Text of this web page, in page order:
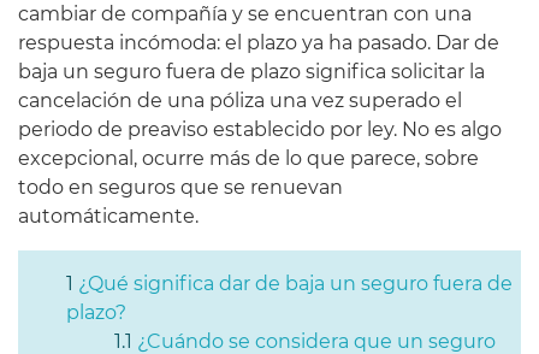
cambiar de compañía y se encuentran con una
respuesta incómoda: el plazo ya ha pasado. Dar de
baja un seguro fuera de plazo significa solicitar la
cancelación de una póliza una vez superado el
periodo de preaviso establecido por ley. No es algo
excepcional, ocurre más de lo que parece, sobre
todo en seguros que se renuevan
automáticamente.
¿Qué significa dar de baja un seguro fuera de
plazo?
¿Cuándo se considera que un seguro